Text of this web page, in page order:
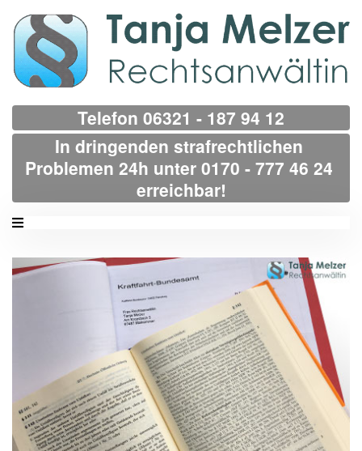
Telefon 06321 - 187 94 12
In dringenden strafrechtlichen
Problemen 24h unter 0170 - 777 46 24
erreichbar!